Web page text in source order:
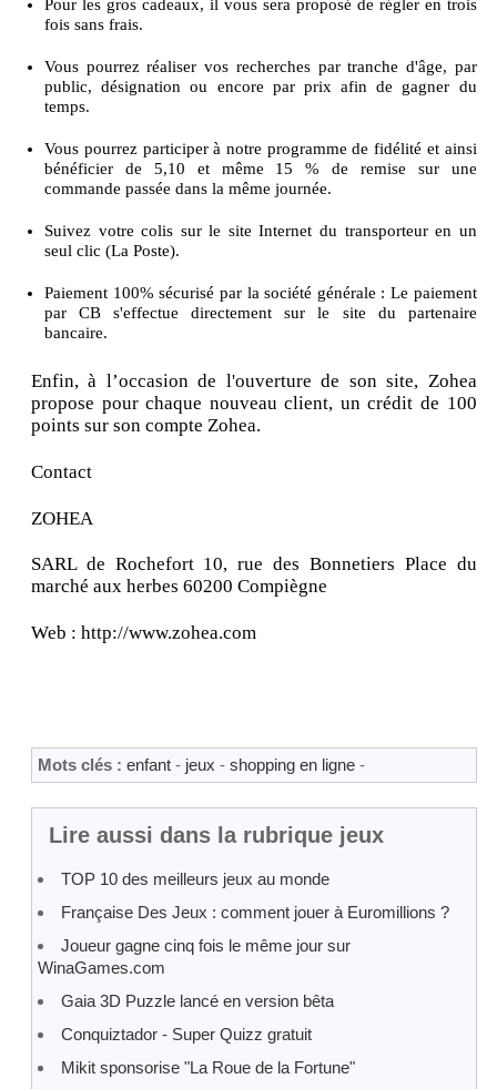
Pour les gros cadeaux, il vous sera proposé de régler en trois
fois sans frais.
Vous pourrez réaliser vos recherches par tranche d'âge, par
public, désignation ou encore par prix afin de gagner du
temps.
Vous pourrez participer à notre programme de fidélité et ainsi
bénéficier de 5,10 et même 15 % de remise sur une
commande passée dans la même journée.
Suivez votre colis sur le site Internet du transporteur en un
seul clic (La Poste).
Paiement 100% sécurisé par la société générale : Le paiement
par CB s'effectue directement sur le site du partenaire
bancaire.
Enfin, à l’occasion de l'ouverture de son site, Zohea
propose pour chaque nouveau client, un crédit de 100
points sur son compte Zohea.
Contact
ZOHEA
SARL de Rochefort 10, rue des Bonnetiers Place du
marché aux herbes 60200 Compiègne
Web : http://www.zohea.com
Mots clés : enfant - jeux - shopping en ligne -
Lire aussi dans la rubrique jeux
TOP 10 des meilleurs jeux au monde
Française Des Jeux : comment jouer à Euromillions ?
Joueur gagne cinq fois le même jour sur
WinaGames.com
Gaia 3D Puzzle lancé en version bêta
Conquiztador - Super Quizz gratuit
Mikit sponsorise "La Roue de la Fortune"